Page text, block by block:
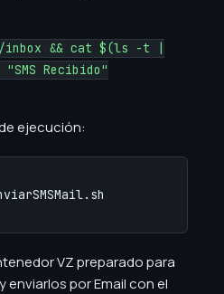
inbox && cat $(ls -t |
Recibido"
ejecución:
VZ preparado para
enviarlos por Email con el